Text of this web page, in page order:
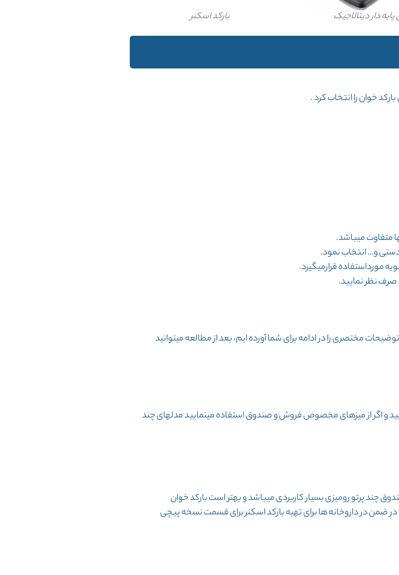
دار دیتالاجیک بارکد اسکنر
خوان را انتخاب کرد .
متفاوت میباشد.
و… انتخاب نمود.
مورداستفاده قرارمیگیرد.
صرف نظر نمایید.
مختصری را در ادامه برای شما آورده ایم، بعد از مطالعه میتوانید
و اگر از میزهای مخصوص فروش و صندوق استفاده مینمایید مدلهای چند
چند پرتو رومیزی بسیار کاربردی میباشد و بهتر است بارکد خوان
داروخانه ها برای تهیه بارکد اسکنربرای قسمت نسخه پیچی